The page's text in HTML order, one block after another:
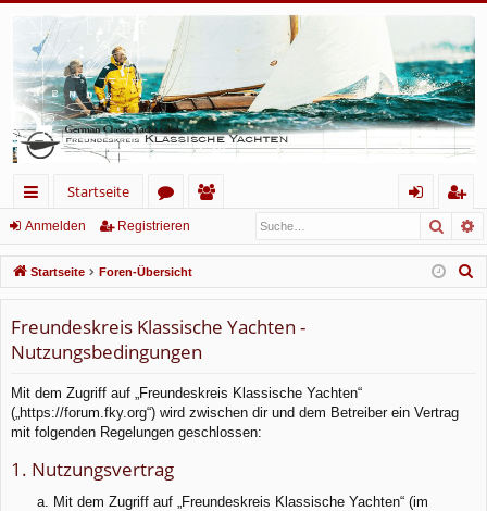
ch
ne
llz
ug
rif
f
Startseite
or
en
lie
de
r
m
el
eg
ist
rie
Anmelden Registrieren
Startseite Foren-Übersicht
Freundeskreis Klassische Yachten -
Nutzungsbedingungen
Mit dem Zugriff auf „Freundeskreis Klassische Yachten“
(„https://forum.fky.org“) wird zwischen dir und dem Betreiber ein Vertrag
mit folgenden Regelungen geschlossen:
1. Nutzungsvertrag
Mit dem Zugriff auf „Freundeskreis Klassische Yachten“ (im